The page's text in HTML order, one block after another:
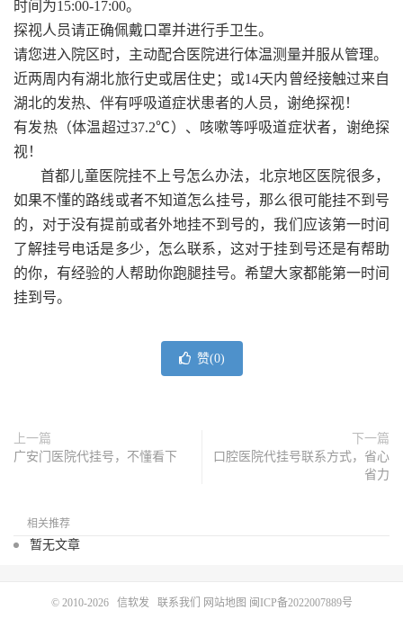
时间为15:00-17:00。
探视人员请正确佩戴口罩并进行手卫生。
请您进入院区时，主动配合医院进行体温测量并服从管理。
近两周内有湖北旅行史或居住史；或14天内曾经接触过来自
湖北的发热、伴有呼吸道症状患者的人员，谢绝探视！
有发热（体温超过37.2℃）、咳嗽等呼吸道症状者，谢绝探
视！
首都儿童医院挂不上号怎么办法，北京地区医院很多，
如果不懂的路线或者不知道怎么挂号，那么很可能挂不到号
的，对于没有提前或者外地挂不到号的，我们应该第一时间
了解挂号电话是多少，怎么联系，这对于挂到号还是有帮助
的你，有经验的人帮助你跑腿挂号。希望大家都能第一时间
挂到号。
赞(0)
上一篇
广安门医院代挂号，不懂看下
下一篇
口腔医院代挂号联系方式，省心
省力
相关推荐
暂无文章
© 2010-2026 信软发 联系我们 网站地图 闽ICP备2022007889号